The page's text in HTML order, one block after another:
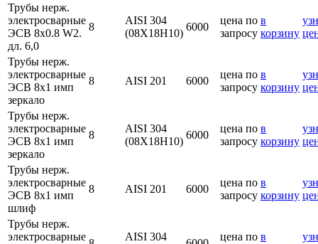
Трубы нерж.
электросварные
ЭСВ 8х0.8 W2.
дл. 6,0
8
AISI 304
(08Х18Н10)
6000
цена по
запросу
в
корзину
Трубы нерж.
электросварные
ЭСВ 8х1 имп
зеркало
8 AISI 201 6000
цена по
запросу
в
корзину
Трубы нерж.
электросварные
ЭСВ 8х1 имп
зеркало
8
AISI 304
(08Х18Н10)
6000
цена по
запросу
в
корзину
Трубы нерж.
электросварные
ЭСВ 8х1 имп
шлиф
8 AISI 201 6000
цена по
запросу
в
корзину
Трубы нерж.
электросварные
AISI 304
цена по в